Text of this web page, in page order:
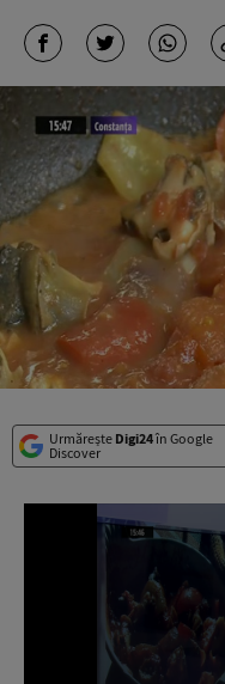
Urmărește Digi24în Google
Discover